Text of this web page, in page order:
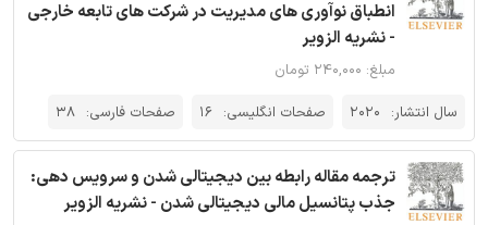
انطباق نوآوری های مدیریت در شرکت های تابعه خارجی
- نشریه الزویر
مبلغ: ۲۴۰,۰۰۰ تومان
سال انتشار: 2020 صفحات انگلیسی: 16 صفحات فارسی: 38
ترجمه مقاله رابطه بین دیجیتالی شدن و سرویس دهی:
جذب پتانسیل مالی دیجیتالی شدن - نشریه الزویر